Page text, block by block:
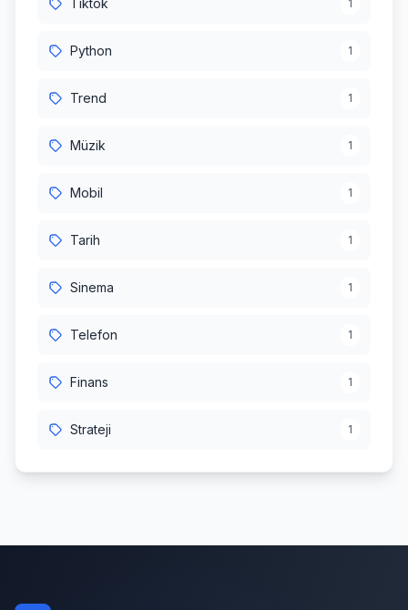
Tiktok 1
Python 1
Trend 1
Müzik 1
Mobil 1
Tarih 1
Sinema 1
Telefon 1
Finans 1
Strateji 1